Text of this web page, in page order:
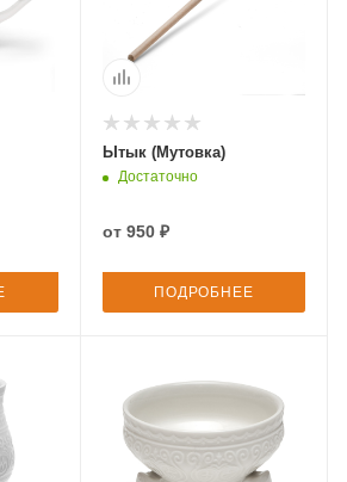
Ытык (Мутовка)
Достаточно
от 950 ₽
ПОДРОБНЕЕ